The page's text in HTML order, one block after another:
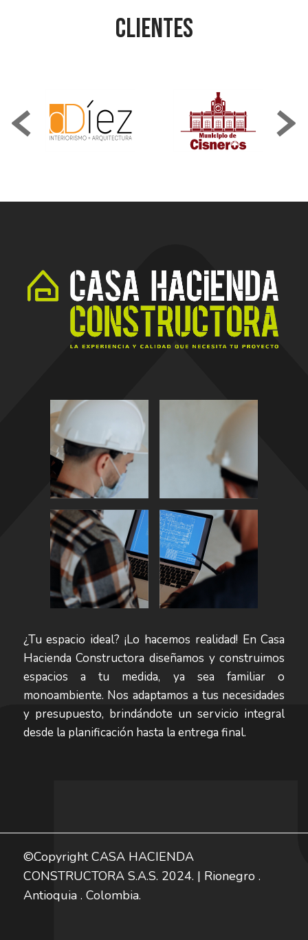
Clientes
¿Tu espacio ideal? ¡Lo hacemos realidad! En Casa
Hacienda Constructora diseñamos y construimos
espacios a tu medida, ya sea familiar o
monoambiente. Nos adaptamos a tus necesidades
y presupuesto, brindándote un servicio integral
desde la planificación hasta la entrega final.
©Copyright CASA HACIENDA
CONSTRUCTORA S.A.S. 2024. | Rionegro .
Antioquia . Colombia.